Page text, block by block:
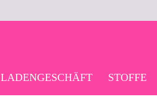
LADENGESCHÄFT STOFFE